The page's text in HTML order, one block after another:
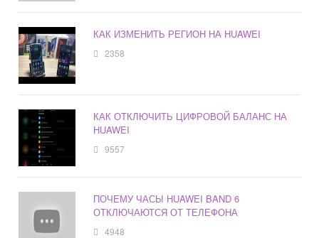
КАК ИЗМЕНИТЬ РЕГИОН НА HUAWEI
2358
КАК ОТКЛЮЧИТЬ ЦИФРОВОЙ БАЛАНС НА
HUAWEI
9557
ПОЧЕМУ ЧАСЫ HUAWEI BAND 6
ОТКЛЮЧАЮТСЯ ОТ ТЕЛЕФОНА
4948